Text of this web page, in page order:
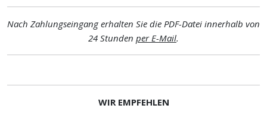
Nach Zahlungseingang erhalten Sie die PDF-Datei innerhalb von
24 Stunden per E-Mail.
WIR EMPFEHLEN